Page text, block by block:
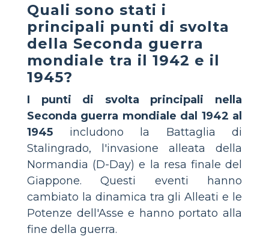
Quali sono stati i
principali punti di svolta
della Seconda guerra
mondiale tra il 1942 e il
1945?
I punti di svolta principali nella
Seconda guerra mondiale dal 1942 al
1945 includono la Battaglia di
Stalingrado, l'invasione alleata della
Normandia (D-Day) e la resa finale del
Giappone. Questi eventi hanno
cambiato la dinamica tra gli Alleati e le
Potenze dell'Asse e hanno portato alla
fine della guerra.